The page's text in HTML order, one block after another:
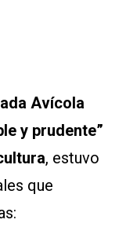
Avícola
y prudente”
, estuvo
que